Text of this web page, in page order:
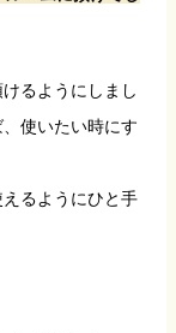
るようにしまし
使いたい時にす
るようにひと手